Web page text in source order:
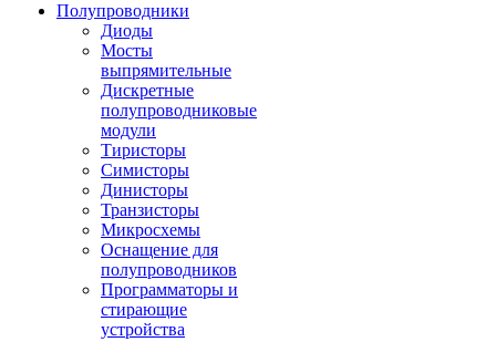
Полупроводники
Диоды
Мосты
выпрямительные
Дискретные
полупроводниковые
модули
Тиристоры
Симисторы
Динисторы
Транзисторы
Микросхемы
Оснащение для
полупроводников
Программаторы и
стирающие
устройства